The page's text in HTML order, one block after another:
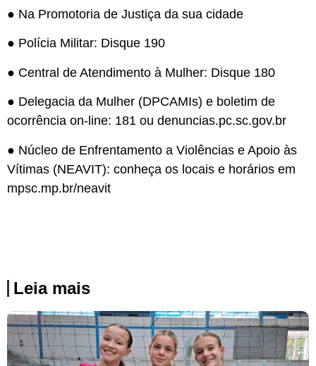
● Na Promotoria de Justiça da sua cidade
● Polícia Militar: Disque 190
● Central de Atendimento à Mulher: Disque 180
● Delegacia da Mulher (DPCAMIs) e boletim de
ocorrência on-line: 181 ou denuncias.pc.sc.gov.br
● Núcleo de Enfrentamento a Violências e Apoio às
Vítimas (NEAVIT): conheça os locais e horários em
mpsc.mp.br/neavit
Leia mais